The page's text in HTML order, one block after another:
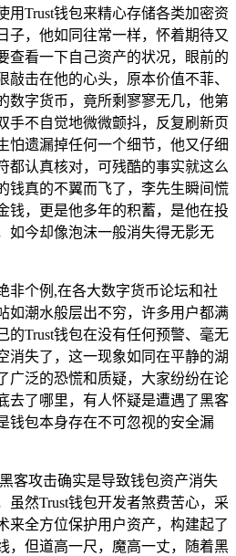
用Trust钱包来精心存储各类加密资
子，他如同往常一样，怀着期待又
查看一下自己资产的状况，眼前的
敲击在他的心头，原本价值不菲、
数字货币，竟所剩寥寥无几，他第
手不自觉地微微颤抖，反复刷新页
怕遗漏掉任何一个细节，他又仔细
都认真核对，可残酷的事实就这么
钱真的不翼而飞了，李先生瞬间慌
钱，更是他多年的积蓄，是他在投
如今却像泡沫一般消失得无影无
非个例,在各大数字货币论坛和社
如潮水般层出不穷，许多用户都满
的Trust钱包在没有任何预警、毫无
消失了，这一现象如同在平静的湖
广泛的恐慌和质疑，大家纷纷在论
去了哪里，有人怀疑是遭遇了黑客
钱包本身存在不可忽视的安全漏
客攻击确实是导致钱包资产消失
虽然Trust钱包开发者煞费苦心，采
来全方位保护用户资产，构建起了
，但道高一尺，魔高一丈，随着黑